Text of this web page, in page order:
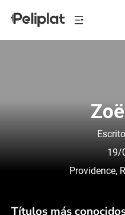
19/
Providence,
Títulos más